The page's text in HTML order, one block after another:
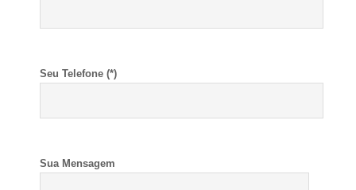
Seu Telefone (*)
Sua Mensagem